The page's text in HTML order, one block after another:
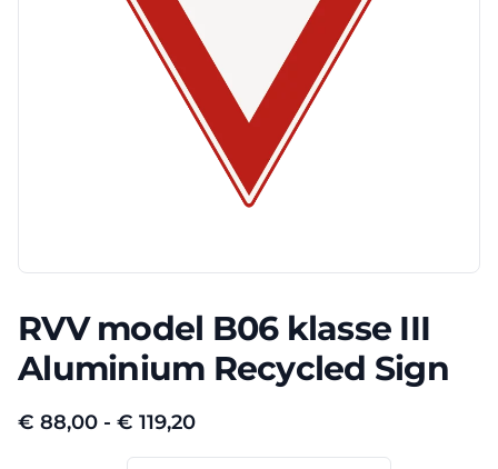
RVV model B06 klasse III
Aluminium Recycled Sign
€ 88,00 - € 119,20Prijsklasse:
€ 88,00